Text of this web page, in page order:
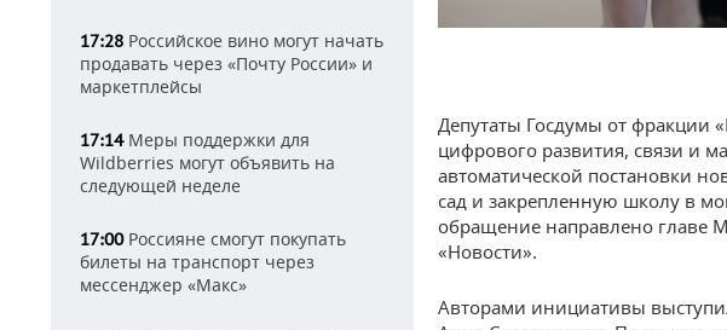
17:28 Российское вино могут начать
продавать через «Почту России» и
маркетплейсы
17:14Меры поддержки для
Wildberries могут объявить на
следующей неделе
17:00Россияне смогут покупать
билеты на транспорт через
мессенджер «Макс»
Депутаты Госдумы от фракции
цифрового развития, связи и
автоматической постановки
сад и закрепленную школу в
обращение направлено главе
«Новости».
Авторами инициативы